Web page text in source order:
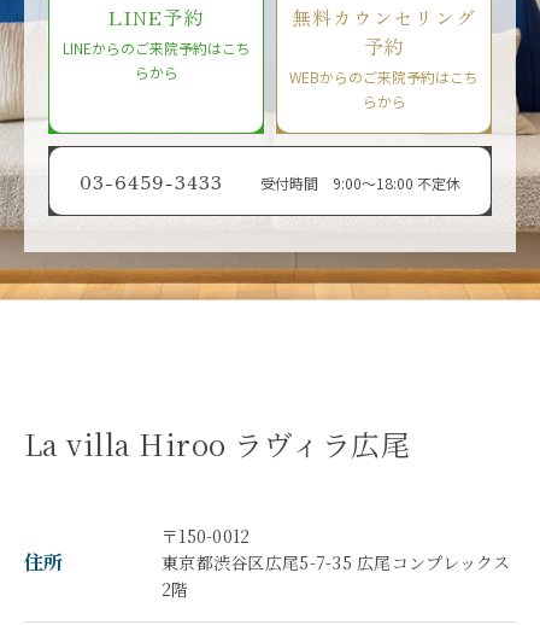
LINE予約
LINEからのご来院予約はこち
らから
無料カウンセリング
予約
WEBからのご来院予約はこち
らから
03-6459-3433 受付時間 9:00〜18:00 不定休
La villa Hiroo ラヴィラ広尾
住所
〒150-0012
東京都渋谷区広尾5-7-35 広尾コンプレックス
2階